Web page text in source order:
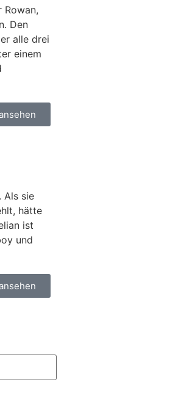
Den
alle drei
einem
Als sie
hätte
ist
und